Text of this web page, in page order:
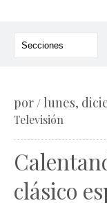
por /lunes,
Televisión
clásico